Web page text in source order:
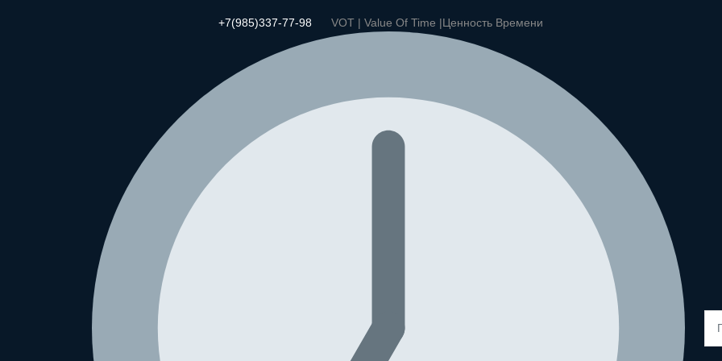
+7(985)337-77-98 VOT | Value Of Time |Ценность Времени